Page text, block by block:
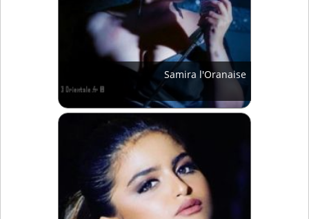
Samira l'Oranaise